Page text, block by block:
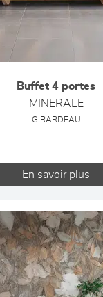
Buffet 4 portes
MINERALE
GIRARDEAU
En savoir plus